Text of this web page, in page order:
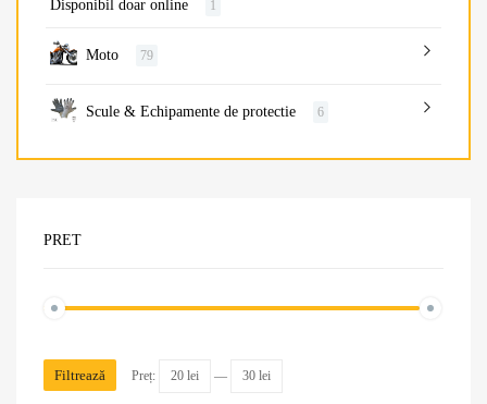
Disponibil doar online 1
Moto 79
Scule & Echipamente de protectie 6
PRET
Filtrează Preț: 20 lei — 30 lei